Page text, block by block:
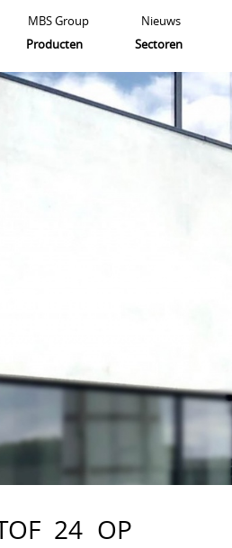
MBS Group Nieuws
Producten
Sectoren
24 OP